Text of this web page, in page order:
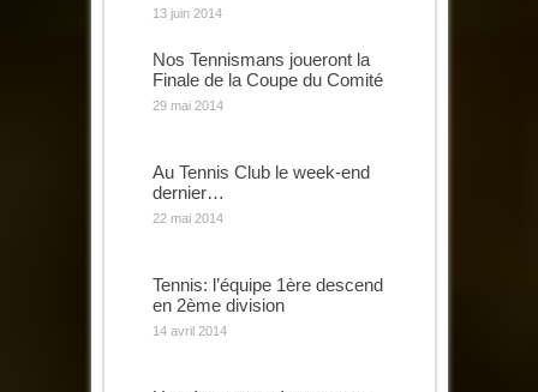
13 juin 2014
Nos Tennismans joueront la
Finale de la Coupe du Comité
29 mai 2014
Au Tennis Club le week-end
dernier…
22 mai 2014
Tennis: l’équipe 1ère descend
en 2ème division
14 avril 2014